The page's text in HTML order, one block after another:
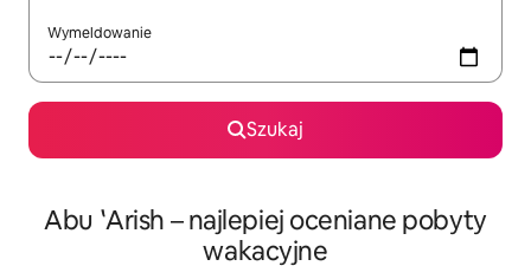
Wymeldowanie
Szukaj
Abu ʽArish – najlepiej oceniane pobyty
wakacyjne